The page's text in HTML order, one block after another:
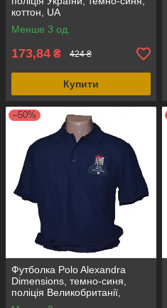
коттон, UA
Менше 3 од.
173,84 ₴ 424 ₴
Купити
–50%
Футболка Polo Alexandra
Dimensions, темно-синя,
поліція Великобританії,
оригінал